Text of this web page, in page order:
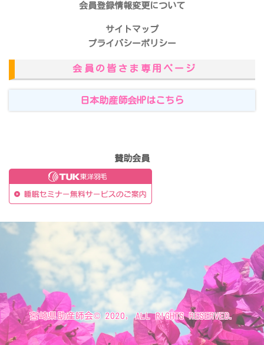
会員登録情報変更について
サイトマップ
プライバシーポリシー
会員の皆さま専用ページ
日本助産師会HPはこちら
賛助会員
宮崎県助産師会© 2020, ALL RIGHTS RESERVED.